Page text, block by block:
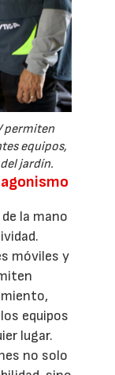
permiten
equipos,
jardín.
la mano
móviles y
equipos
lugar.
no solo